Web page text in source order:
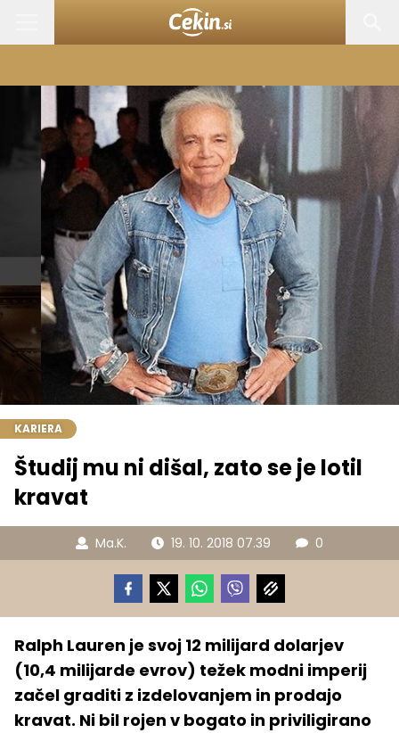
KARIERA
Študij mu ni dišal, zato se je lotil
kravat
Ma.K. 19. 10. 2018 07.39 0
Ralph Lauren je svoj 12 milijard dolarjev
(10,4 milijarde evrov) težek modni imperij
začel graditi z izdelovanjem in prodajo
kravat. Ni bil rojen v bogato in priviligirano